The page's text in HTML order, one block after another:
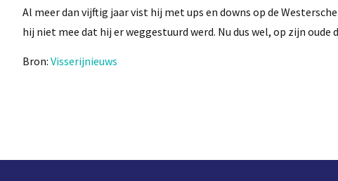
Al meer dan vijftig jaar vist hij met ups en downs op de
hij niet mee dat hij er weggestuurd werd. Nu dus wel, op zijn oude
Bron: Visserijnieuws